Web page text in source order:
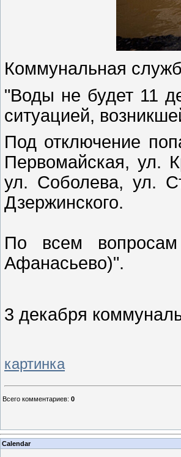
Коммунальная
"Воды не будет 11
ситуацией,
Под отключение
Первомайская, ул.
ул. Соболева, ул.
Дзержинского.
По всем
Афанасьево)".
3 декабря
картинка
Всего комментариев: 0
Calendar